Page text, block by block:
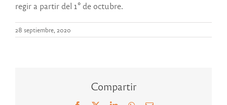
regir a partir del 1° de octubre.
28 septiembre, 2020
Compartir